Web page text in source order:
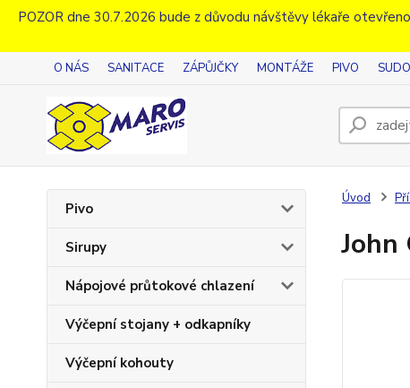
POZOR dne 30.7.2026 bude z důvodu návštěvy lékaře
O NÁS SANITACE ZÁPŮJČKY MONTÁŽE PIVO
Pivo
Sirupy
Nápojové průtokové chlazení
Výčepní stojany + odkapníky
Výčepní kohouty
Úvod